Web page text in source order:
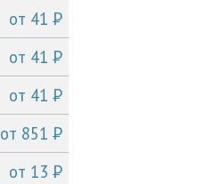
от 41P
от 41P
от 41P
от 851P
от 13P